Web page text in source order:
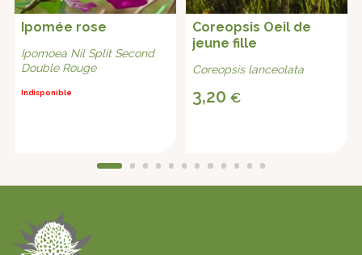
Ipomée rose
Ipomoea Nil Split Second
Double Rouge
Indisponible
Coreopsis Oeil de
jeune fille
Coreopsis lanceolata
3,20 €